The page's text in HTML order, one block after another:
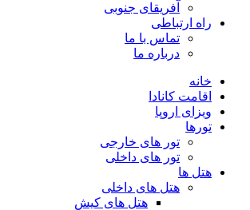
آفریقای جنوبی
راه ارتباطی
تماس با ما
درباره ما
خانه
اقامت کانادا
ویزای اروپا
تورها
تور های خارجی
تور های داخلی
هتل ها
هتل های داخلی
هتل های کیش